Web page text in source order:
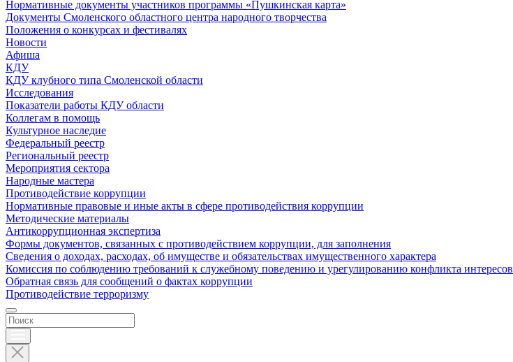
Нормативные документы участников программы «Пушкинская карта»
Документы Смоленского областного центра народного творчества
Положения о конкурсах и фестивалях
Новости
Афиша
КДУ
КДУ клубного типа Смоленской области
Исследования
Показатели работы КДУ области
Коллегам в помощь
Культурное наследие
Федеральный реестр
Региональный реестр
Мероприятия сектора
Народные мастера
Противодействие коррупции
Нормативные правовые и иные акты в сфере противодействия коррупции
Методические материалы
Антикоррупционная экспертиза
Формы документов, связанных с противодействием коррупции, для заполнения
Сведения о доходах, расходах, об имуществе и обязательствах имущественного характера
Комиссия по соблюдению требований к служебному поведению и урегулированию конфликта интересов
Обратная связь для сообщений о фактах коррупции
Противодействие терроризму